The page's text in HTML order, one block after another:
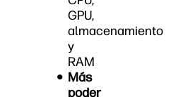
GPU,
almacenamiento
y
RAM
Más
poder